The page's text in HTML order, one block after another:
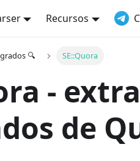
Recursos
🔍 SE::Quora
-
de